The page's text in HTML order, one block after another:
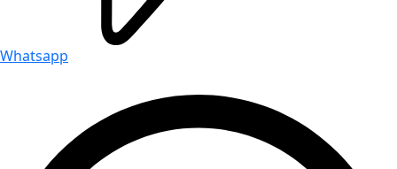
Whatsapp